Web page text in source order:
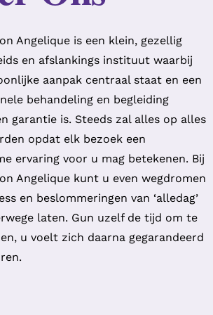
Angelique is een klein, gezellig
en afslankings instituut waarbij
aanpak centraal staat en een
behandeling en begleiding
garantie is. Steeds zal alles op alles
opdat elk bezoek een
ervaring voor u mag betekenen. Bij
Angelique kunt u even wegdromen
en beslommeringen van ‘alledag’
laten. Gun uzelf de tijd om te
u voelt zich daarna gegarandeerd